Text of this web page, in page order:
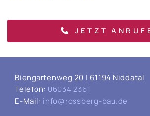
JETZT
Biengartenweg 20 | 61194 Niddatal
Telefon: 06034 2361
E-Mail: info@rossberg-bau.de